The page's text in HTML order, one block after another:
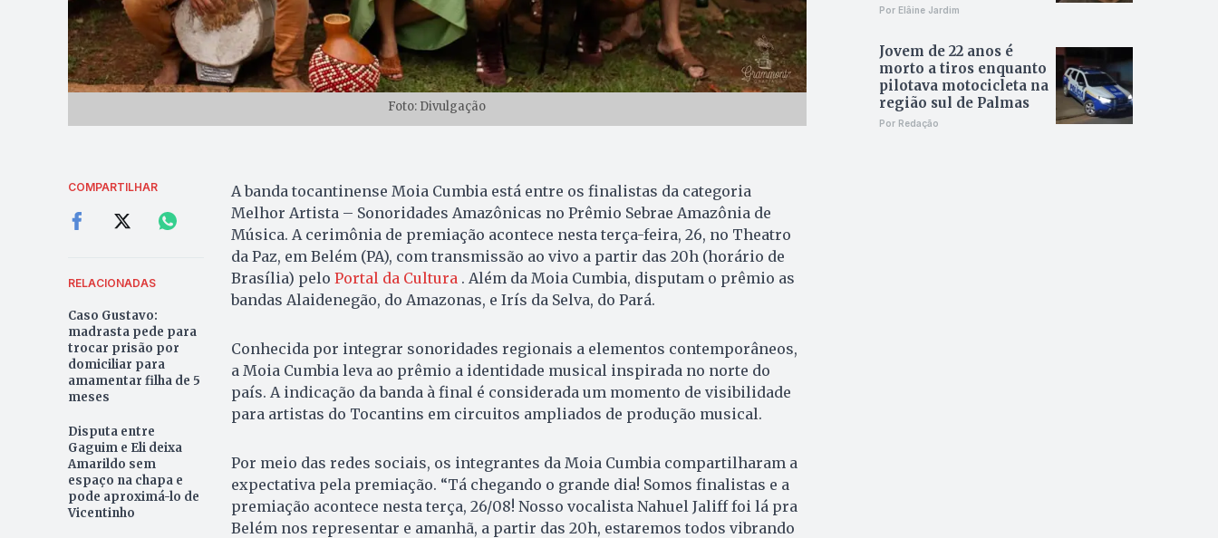
Foto: Divulgação
COMPARTILHAR
RELACIONADAS
Caso Gustavo:
madrasta pede para
trocar prisão por
domiciliar para
amamentar filha de 5
meses
Disputa entre
Gaguim e Eli deixa
Amarildo sem
espaço na chapa e
pode aproximá-lo de
Vicentinho
A banda tocantinense Moia Cumbia está entre os finalistas da categoria
Melhor Artista – Sonoridades Amazônicas no Prêmio Sebrae Amazônia de
Música. A cerimônia de premiação acontece nesta terça-feira, 26, no Theatro
da Paz, em Belém (PA), com transmissão ao vivo a partir das 20h (horário de
Brasília) pelo Portal da Cultura . Além da Moia Cumbia, disputam o prêmio as
bandas Alaidenegão, do Amazonas, e Irís da Selva, do Pará.
Conhecida por integrar sonoridades regionais a elementos contemporâneos,
a Moia Cumbia leva ao prêmio a identidade musical inspirada no norte do
país. A indicação da banda à final é considerada um momento de visibilidade
para artistas do Tocantins em circuitos ampliados de produção musical.
Por meio das redes sociais, os integrantes da Moia Cumbia compartilharam a
expectativa pela premiação. “Tá chegando o grande dia! Somos finalistas e a
premiação acontece nesta terça, 26/08! Nosso vocalista Nahuel Jaliff foi lá pra
Belém nos representar e amanhã, a partir das 20h, estaremos todos vibrando
Por Elâine Jardim
Jovem de 22 anos é
morto a tiros enquanto
pilotava motocicleta na
região sul de Palmas
Por Redação